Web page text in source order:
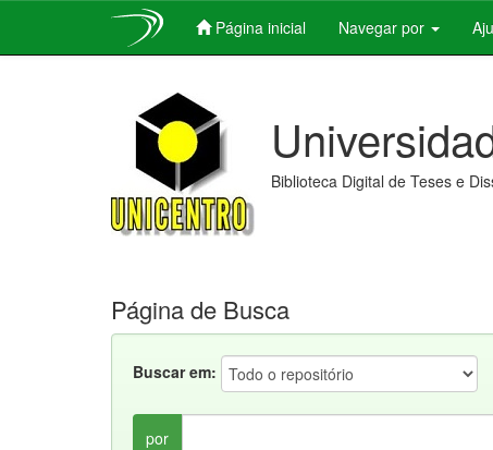
Página inicial Navegar por
Biblioteca Digital de Teses e
Página de Busca
Buscar em:
por